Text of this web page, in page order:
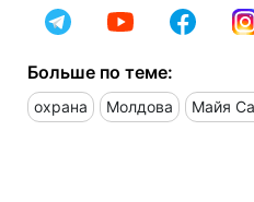
Больше по теме:
охрана Молдова Майя